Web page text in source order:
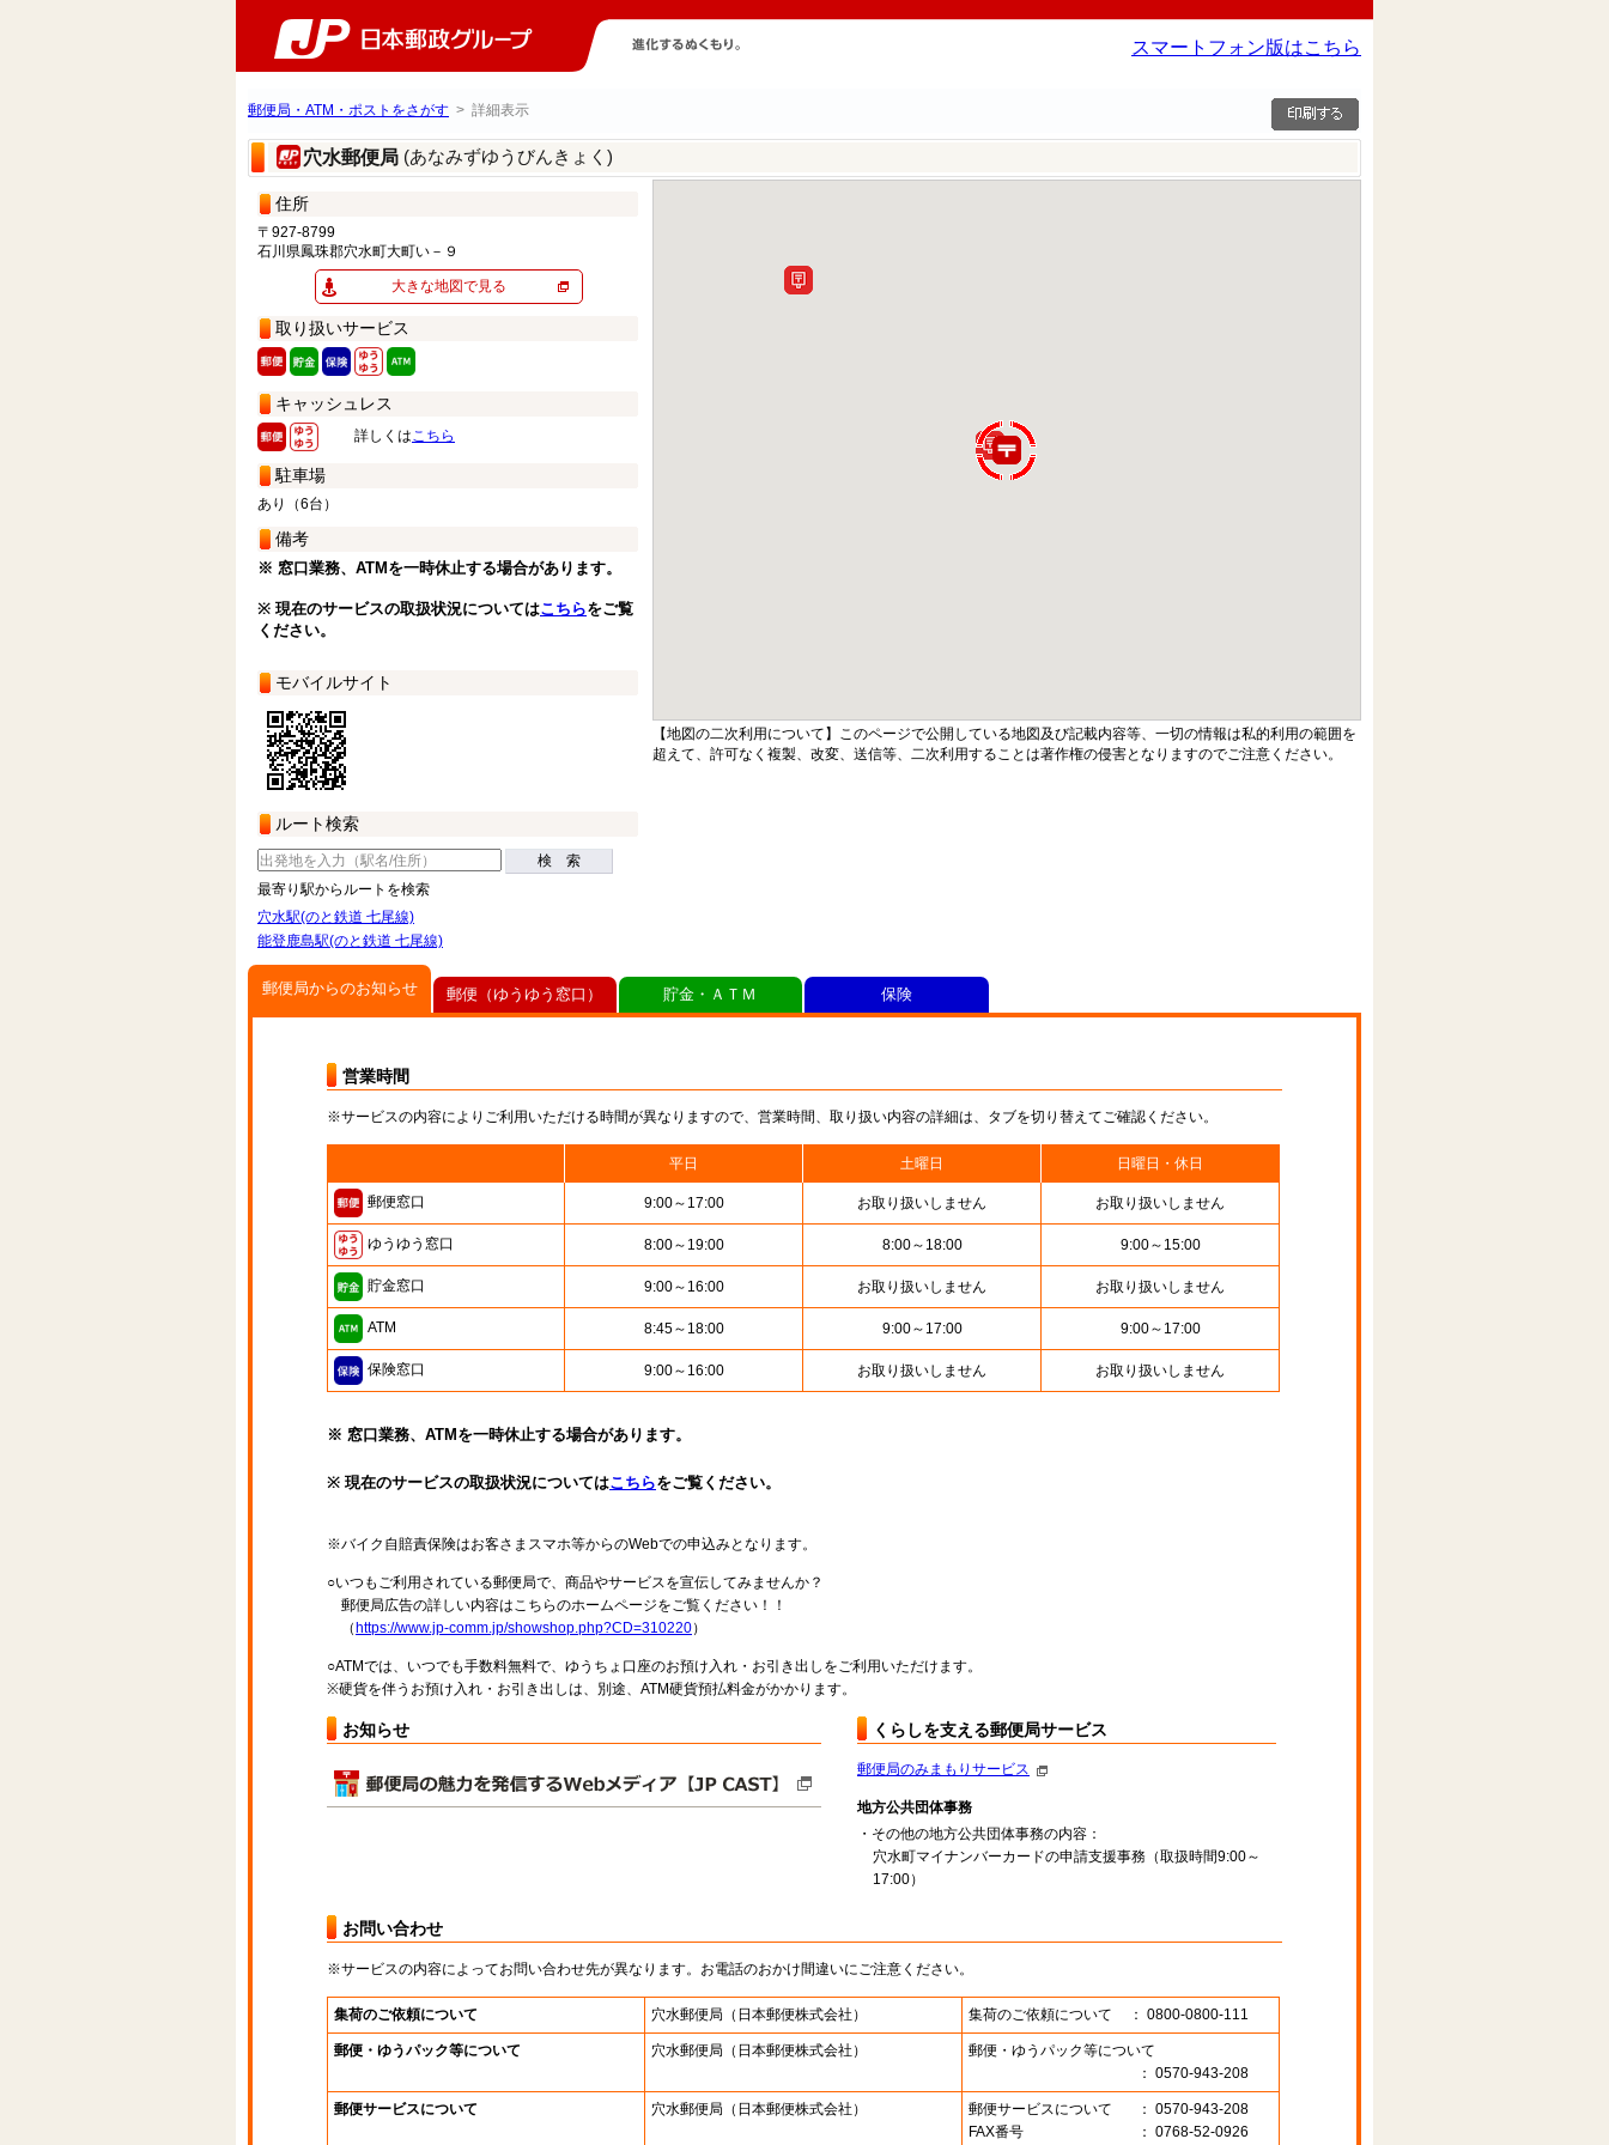
スマートフォン版はこちら
郵便局・ATM・ポストをさがす > 詳細表示
穴水郵便局 (あなみずゆうびんきょく)
住所
〒927-8799
石川県鳳珠郡穴水町大町い－９
大きな地図で見る
取り扱いサービス
キャッシュレス
詳しくはこちら
駐車場
あり（6台）
備考
※ 窓口業務、ATMを一時休止する場合があります。
※ 現在のサービスの取扱状況についてはこちらをご覧
ください。
モバイルサイト
ルート検索
検 索
最寄り駅からルートを検索
穴水駅(のと鉄道 七尾線)
能登鹿島駅(のと鉄道 七尾線)
【地図の二次利用について】このページで公開している地図及び記載内容等、一切の情報は私的利用の範囲を
超えて、許可なく複製、改変、送信等、二次利用することは著作権の侵害となりますのでご注意ください。
郵便局からのお知らせ
営業時間
※サービスの内容によりご利用いただける時間が異なりますので、営業時間、取り扱い内容の詳細は、タブを切り替えてご確認ください。
平日 土曜日 日曜日・休日
郵便窓口 9:00～17:00 お取り扱いしません お取り扱いしません
ゆうゆう窓口 8:00～19:00 8:00～18:00 9:00～15:00
貯金窓口 9:00～16:00 お取り扱いしません お取り扱いしません
ATM 8:45～18:00 9:00～17:00 9:00～17:00
保険窓口 9:00～16:00 お取り扱いしません お取り扱いしません
※ 窓口業務、ATMを一時休止する場合があります。
※ 現在のサービスの取扱状況についてはこちらをご覧ください。
※バイク自賠責保険はお客さまスマホ等からのWebでの申込みとなります。
○いつもご利用されている郵便局で、商品やサービスを宣伝してみませんか？
郵便局広告の詳しい内容はこちらのホームページをご覧ください！！
（ https://www.jp-comm.jp/showshop.php?CD=310220）
○ATMでは、いつでも手数料無料で、ゆうちょ口座のお預け入れ・お引き出しをご利用いただけます。
※硬貨を伴うお預け入れ・お引き出しは、別途、ATM硬貨預払料金がかかります。
お知らせ くらしを支える郵便局サービス
郵便局のみまもりサービス
地方公共団体事務
・その他の地方公共団体事務の内容：
穴水町マイナンバーカードの申請支援事務（取扱時間9:00～
17:00）
お問い合わせ
※サービスの内容によってお問い合わせ先が異なります。お電話のおかけ間違いにご注意ください。
集荷のご依頼について 穴水郵便局 （日本郵便株式会社） 集荷のご依頼について ： 0800-0800-111
郵便・ゆうパック等について 穴水郵便局 （日本郵便株式会社）
郵便・ゆうパック等について
： 0570-943-208
郵便サービスについて 穴水郵便局 （日本郵便株式会社） 郵便サービスについて
： 0570-943-208
FAX番号
： 0768-52-0926
郵便（ゆうゆう窓口） 貯金・ＡＴＭ 保険